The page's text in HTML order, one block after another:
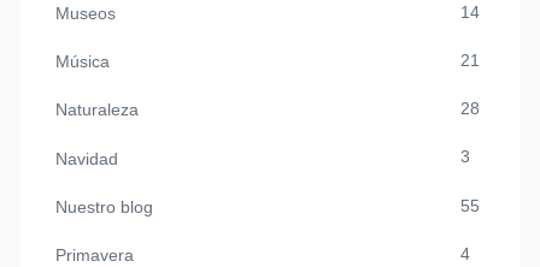
Museos 14
Música 21
Naturaleza 28
Navidad 3
Nuestro blog 55
Primavera 4